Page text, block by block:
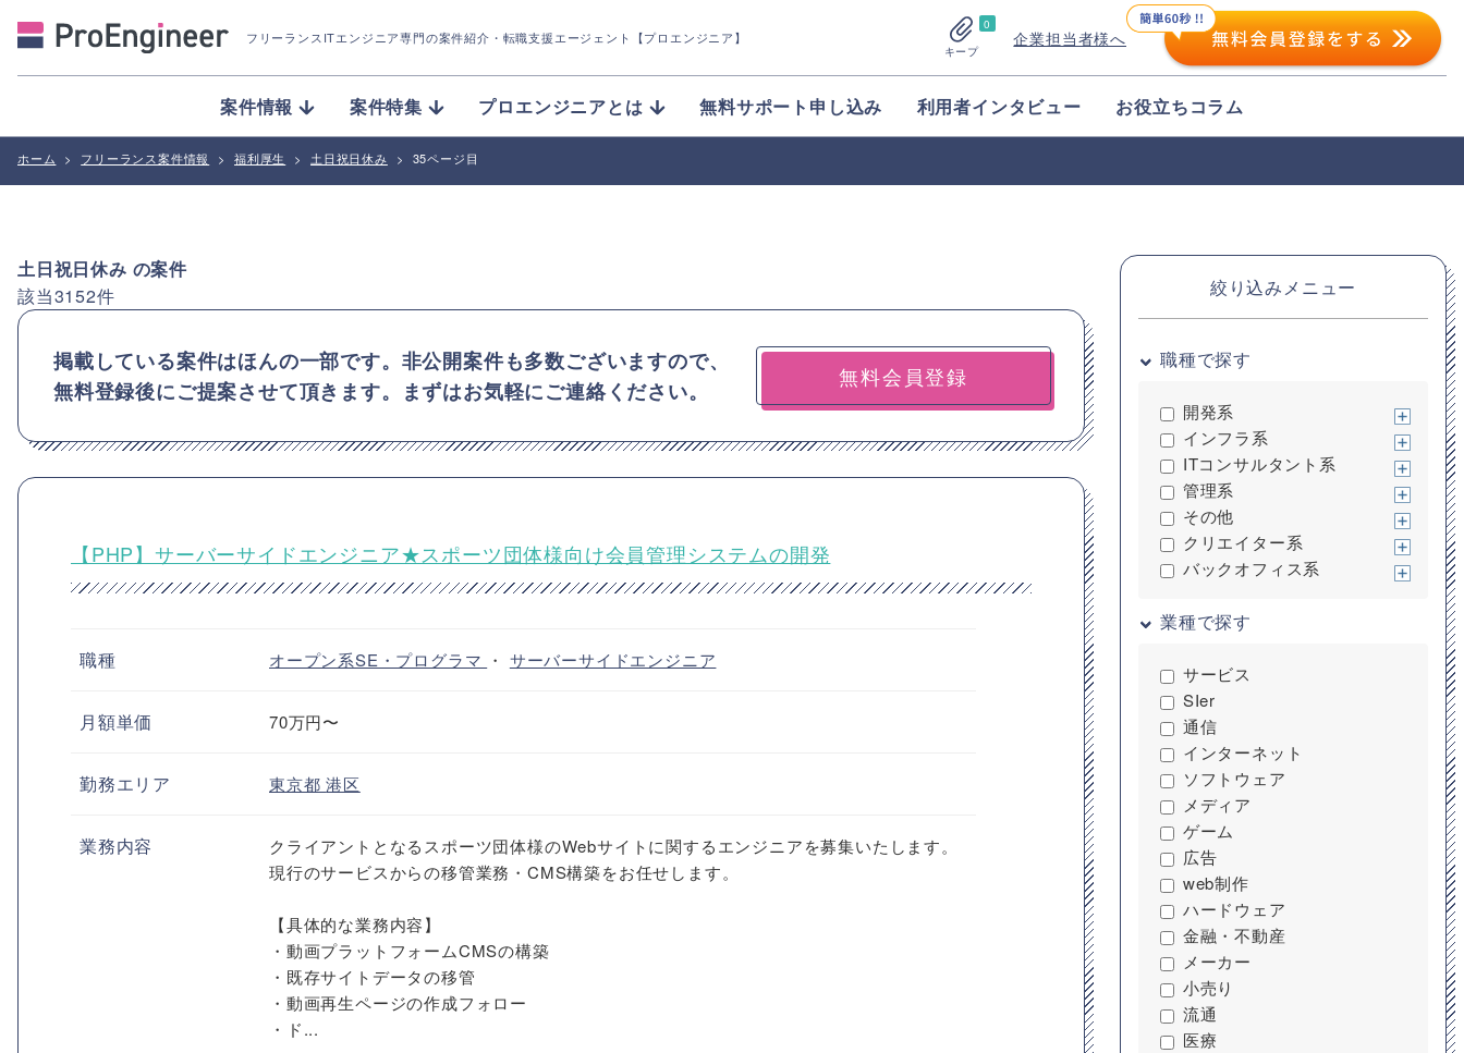
フリーランスITエンジニア専門の案件紹介 ・転職支援エージェント【プロエンジニア】
0
キープ
企業担当者様へ
案件情報 案件特集 プロエンジニアとは 無料サポート申し込み 利用者インタビュー お役立ちコラム
ホーム > フリーランス案件情報 > 福利厚生 > 土日祝日休み > 35ページ目
土日祝日休み の案件
該当3152件
掲載している案件はほんの一部です。非公開案件も多数ございますので、
無料登録後にご提案させて頂きます。まずはお気軽にご連絡ください。
無料会員登録
【PHP】サーバーサイドエンジニア★スポーツ団体様向け会員管理システムの開発
職種 オープン系SE・プログラマ ・ サーバーサイドエンジニア
月額単価 70万円〜
勤務エリア 東京都港区
業務内容
クライアントとなるスポーツ団体様のWebサイトに関するエンジニアを募集いたします。
現行のサービスからの移管業務・CMS構築をお任せします。
【具体的な業務内容】
・動画プラットフォームCMSの構築
・既存サイトデータの移管
・動画再生ページの作成フォロー
・ド...
絞り込みメニュー
職種で探す
開発系
インフラ系
ITコンサルタント系
管理系
その他
クリエイター系
バックオフィス系
業種で探す
サービス
SIer
通信
インターネット
ソフトウェア
メディア
ゲーム
広告
web制作
ハードウェア
金融・不動産
メーカー
小売り
流通
医療